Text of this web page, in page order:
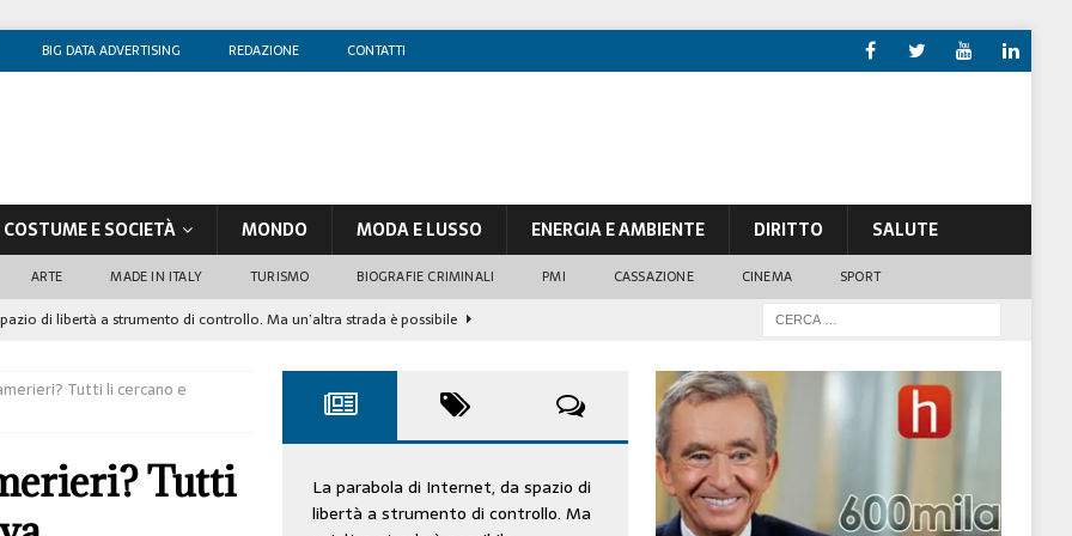
BIG DATA ADVERTISING REDAZIONE CONTATTI
COSTUME E SOCIETÀ MONDO MODA E LUSSO ENERGIA E AMBIENTE DIRITTO SALUTE
ARTE MADE IN ITALY TURISMO BIOGRAFIE CRIMINALI PMI CASSAZIONE CINEMA SPORT
di libertà a strumento di controllo. Ma un’altra strada è possibile
un attore al di sopra di ogni sospetto
CINEMA
aziendale è in crescita, per prevenirla bisogna cogliere i segnali deboli”
Tutti li cercano e
Tutti
La parabola di Internet, da spazio di
libertà a strumento di controllo. Ma